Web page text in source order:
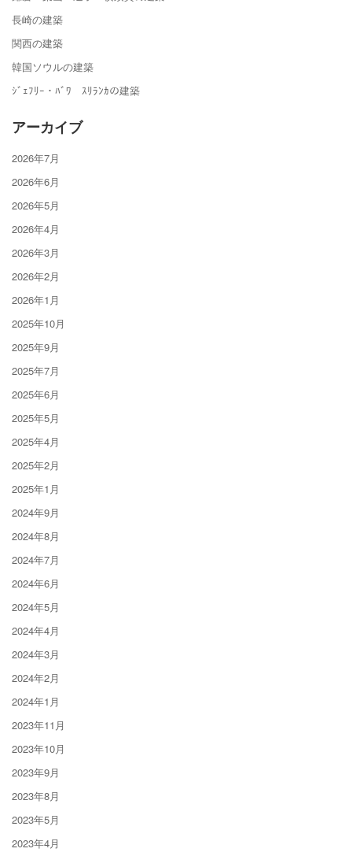
長崎の建築
関西の建築
韓国ソウルの建築
ｼﾞｪﾌﾘｰ・ﾊﾞﾜ ｽﾘﾗﾝｶの建築
アーカイブ
2026年7月
2026年6月
2026年5月
2026年4月
2026年3月
2026年2月
2026年1月
2025年10月
2025年9月
2025年7月
2025年6月
2025年5月
2025年4月
2025年2月
2025年1月
2024年9月
2024年8月
2024年7月
2024年6月
2024年5月
2024年4月
2024年3月
2024年2月
2024年1月
2023年11月
2023年10月
2023年9月
2023年8月
2023年5月
2023年4月